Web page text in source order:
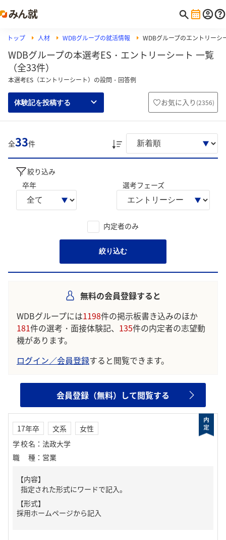
トップ 人材 WDBグループの就活情報 WDBグループのエントリーシ
WDBグループの本選考ES・エントリーシート 一覧
（全33件）
本選考ES（エントリーシート）の設問・回答例
体験記を投稿する お気に入り (2356)
全33件
絞り込み
卒年
選考フェーズ
内定者のみ
絞り込む
無料の会員登録すると
WDBグループには1198件の掲示板書き込みのほか
181件の選考・面接体験記、 135件の内定者の志望動
機があります。
ログイン／会員登録すると閲覧できます。
会員登録（無料）して閲覧する
17年卒 文系
女性
学校名 ： 法政大学
職種 ： 営業
【内容】
指定された形式にワードで記入。
【形式】
採用ホームページから記入